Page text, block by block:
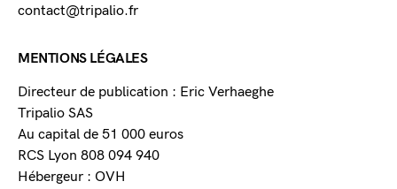
contact@tripalio.fr
MENTIONS LÉGALES
Directeur de publication : Eric Verhaeghe
Tripalio SAS
Au capital de 51 000 euros
RCS Lyon 808 094 940
Hébergeur : OVH